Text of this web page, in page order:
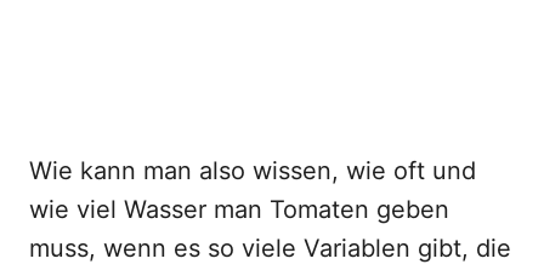
Wie kann man also wissen, wie oft und
wie viel Wasser man Tomaten geben
muss, wenn es so viele Variablen gibt, die